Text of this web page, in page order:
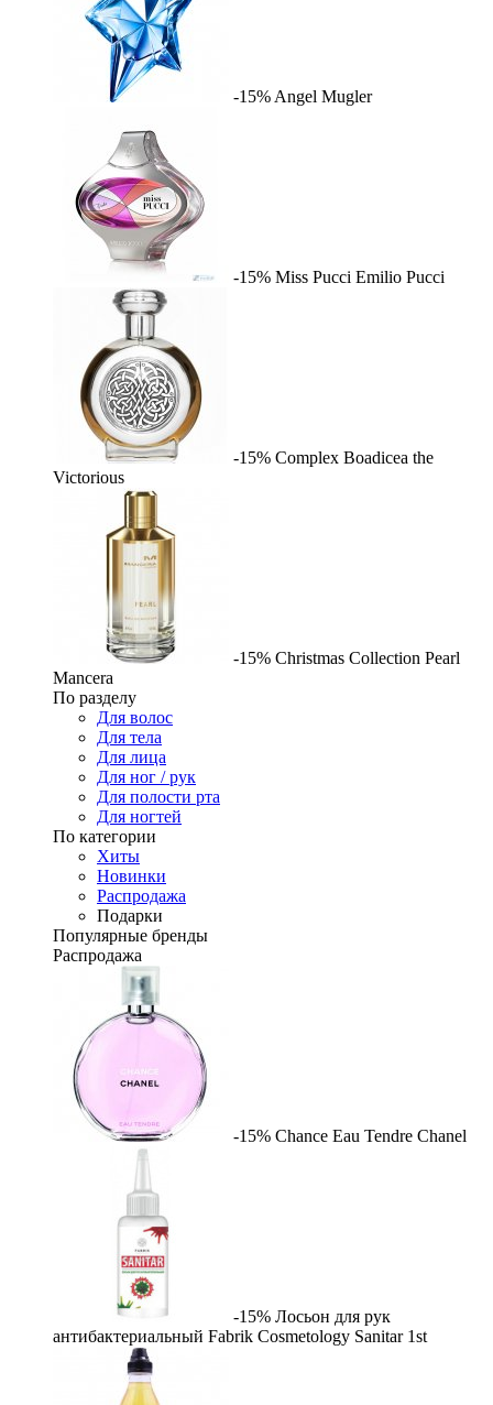
-15% Angel Mugler
-15% Miss Pucci Emilio Pucci
-15% Complex Boadicea the
Victorious
-15% Christmas Collection Pearl
Mancera
По разделу
Для волос
Для тела
Для лица
Для ног / рук
Для полости рта
Для ногтей
По категории
Хиты
Новинки
Распродажа
Подарки
Популярные бренды
Распродажа
-15% Chance Eau Tendre Chanel
-15% Лосьон для рук
антибактериальный Fabrik Cosmetology Sanitar 1st